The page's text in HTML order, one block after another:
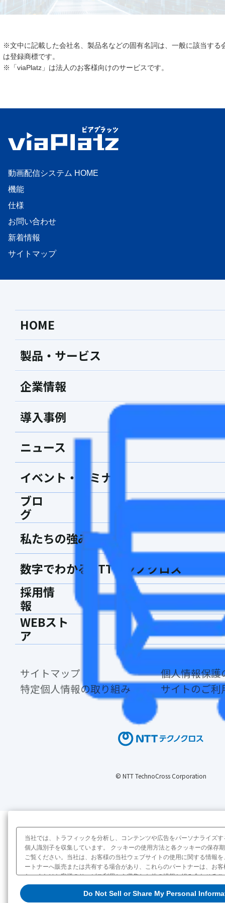
※文中に記載した会社名、製品名などの固有名詞は、一般に該当する
は登録商標です。
※「viaPlatz」は法人のお客様向けのサービスです。
動画配信システム HOME
機能
仕様
お問い合わせ
新着情報
サイトマップ
HOME
製品・サービス
企業情報
導入事例
ニュース
イベント・セミナー
ブロ
グ
私たちの強み
数字でわかるNTTテクノクロス
採用情
報
WEBスト
ア
サイトマップ
個人情報保護
特定個人情報の取り組み
サイトのご利
© NTT TechnoCross Corporation
当社では、トラフィックを分析し、コンテンツや広告をパーソナライズ
個人識別子を収集しています。 クッキーの使用方法と各クッキーの保存
ご覧ください。当社は、お客様の当社ウェブサイトの使用に関する情報
ートナーへ販売または共有する場合があり、これらのパートナーは、お
た、またはお客様のサービス利用から収集した他の情報と組み合わせる
当社によるお客様に関する情報の販売または共有を拒否（オプトアウト
オプトアウトをする場合は「Do Not Sell or Share My Personal
Do Not Sell or Share My Personal